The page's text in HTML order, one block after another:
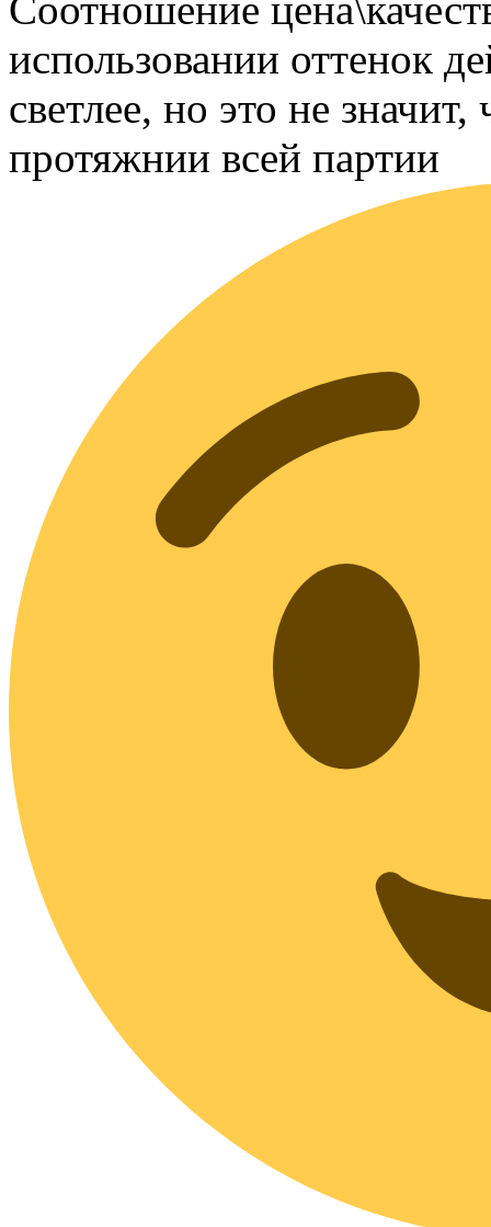
использовании оттенок
светлее, но это не
протяжнии всей партии